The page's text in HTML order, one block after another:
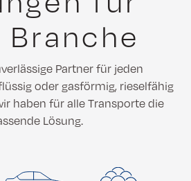
Partner für jeden
oder gasförmig, rieselfähig
haben für alle Transporte die
Lösung.